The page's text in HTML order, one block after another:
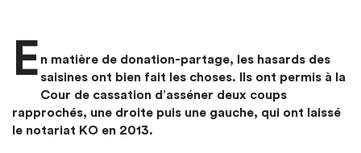
E n matière de donation-partage, les hasards des
saisines ont bien fait les choses. Ils ont permis à la
Cour de cassation d’asséner deux coups
rapprochés, une droite puis une gauche, qui ont laissé
le notariat KO en 2013.